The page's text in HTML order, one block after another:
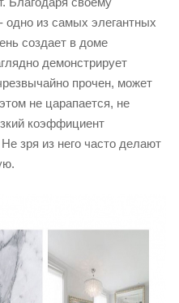
одно из самых элегантных
создает в доме
демонстрирует
прочен, может
не царапается, не
коэффициент
зря из него часто делают